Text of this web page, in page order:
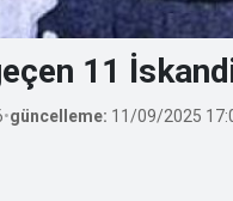
11
•güncelleme: 11/09/2025